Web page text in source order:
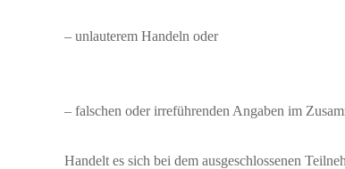
– unlauterem Handeln oder
– falschen oder irreführenden Angaben im
Handelt es sich bei dem ausgeschlossenen